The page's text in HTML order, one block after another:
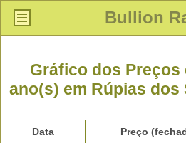
Bullion
Gráfico dos Preços
ano(s) em Rúpias dos
Data Preço